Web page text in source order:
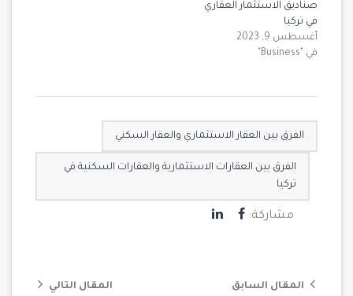
صناديق الاستثمار العقاري
في تركيا
أغسطس 9, 2023
في "Business"
الفرق بين العقار الاستثماري والعقار السكني
الفرق بين العقارات الاستثمارية والعقارات السكنية في
تركيا
مشاركة:
المقال السابق المقال التالي